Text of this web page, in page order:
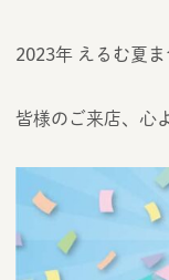
2023年 えるむ夏ま
皆様のご来店、心